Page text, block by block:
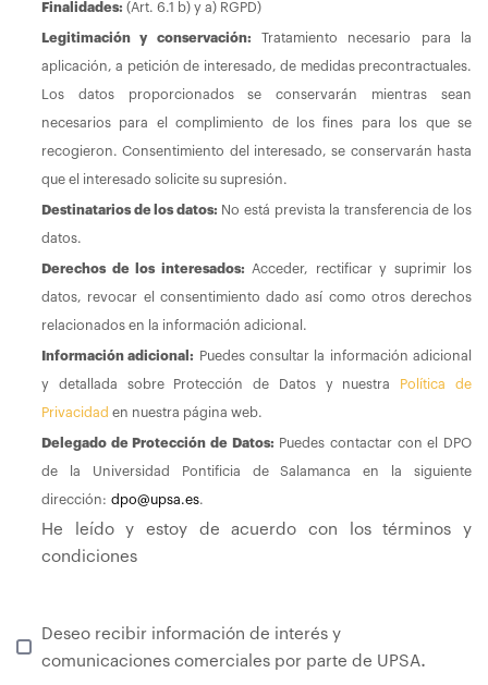
Finalidades: (Art. 6.1 b) y a) RGPD)
Legitimación y conservación: Tratamiento necesario para la
aplicación, a petición de interesado, de medidas precontractuales.
Los datos proporcionados se conservarán mientras sean
necesarios para el complimiento de los fines para los que se
recogieron. Consentimiento del interesado, se conservarán hasta
que el interesado solicite su supresión.
Destinatarios de los datos: No está prevista la transferencia de los
datos.
Derechos de los interesados: Acceder, rectificar y suprimir los
datos, revocar el consentimiento dado así como otros derechos
relacionados en la información adicional.
Información adicional: Puedes consultar la información adicional
y detallada sobre Protección de Datos y nuestra Política de
Privacidad en nuestra página web.
Delegado de Protección de Datos: Puedes contactar con el DPO
de la Universidad Pontificia de Salamanca en la siguiente
dirección: dpo@upsa.es.
He leído y estoy de acuerdo con los términos y
condiciones
Deseo recibir información de interés y
comunicaciones comerciales por parte de UPSA.